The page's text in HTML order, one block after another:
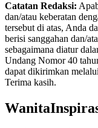
Catatan Redaksi:
dan/atau keberatan
tersebut di atas, Anda
berisi sanggahan dan/
sebagaimana diatur
Undang Nomor 40
dapat dikirimkan
Terima kasih.